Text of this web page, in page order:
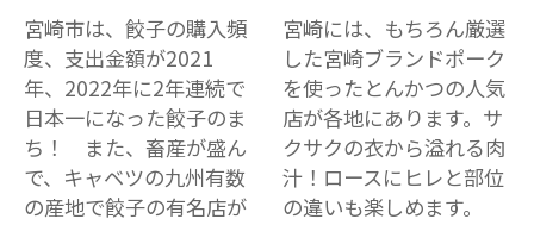
宮崎市は、餃子の購入頻
度、支出金額が2021
年、2022年に2年連続で
日本一になった餃子のま
ち！ また、畜産が盛ん
で、キャベツの九州有数
の産地で餃子の有名店が
宮崎には、もちろん厳選
した宮崎ブランドポーク
を使ったとんかつの人気
店が各地にあります。サ
クサクの衣から溢れる肉
汁！ロースにヒレと部位
の違いも楽しめます。